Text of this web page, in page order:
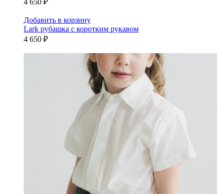
4 650 ₽
Добавить в корзину
Lark рубашка с коротким рукавом
4 650 ₽